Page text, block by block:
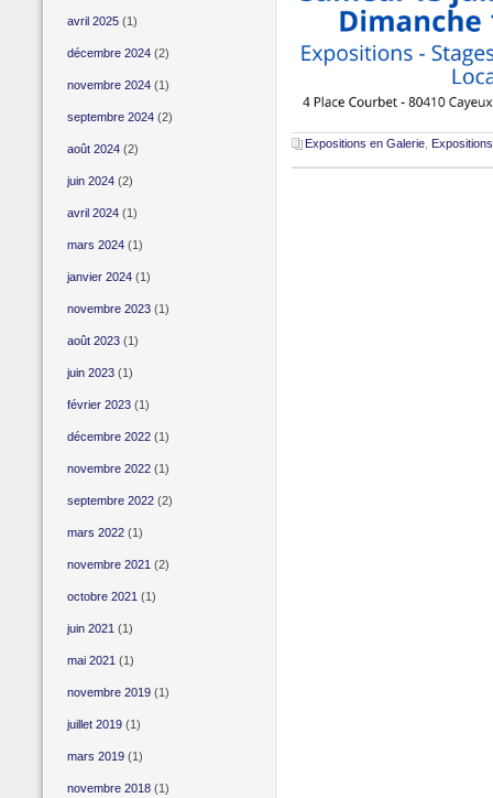
Expositions en Galerie
avril 2025(1)
décembre 2024(2)
novembre 2024(1)
septembre 2024(2)
août 2024(2)
juin 2024(2)
avril 2024(1)
mars 2024(1)
janvier 2024(1)
novembre 2023(1)
août 2023(1)
juin 2023(1)
février 2023(1)
décembre 2022(1)
novembre 2022(1)
septembre 2022(2)
mars 2022(1)
novembre 2021 (2)
octobre 2021 (1)
juin 2021 (1)
mai 2021 (1)
novembre 2019(1)
juillet 2019(1)
mars 2019(1)
novembre 2018(1)